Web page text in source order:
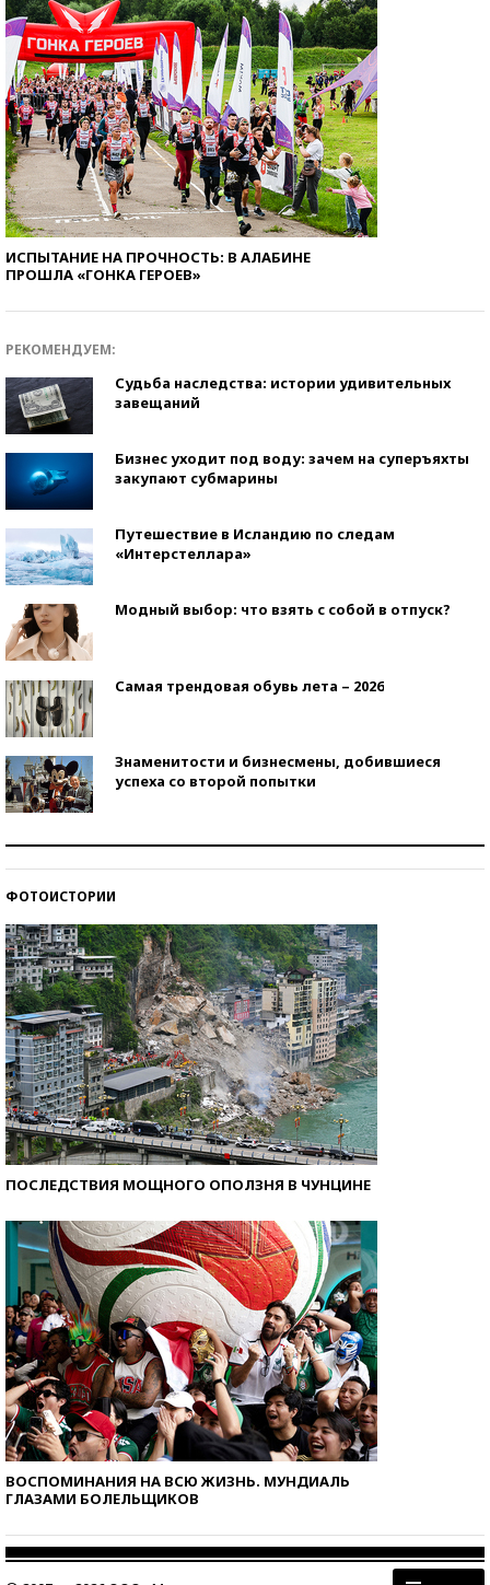
ИСПЫТАНИЕ НА ПРОЧНОСТЬ: В АЛАБИНЕ
ПРОШЛА «ГОНКА ГЕРОЕВ»
РЕКОМЕНДУЕМ:
Судьба наследства: истории удивительных
завещаний
Бизнес уходит под воду: зачем на суперъяхты
закупают субмарины
Путешествие в Исландию по следам
«Интерстеллара»
Модный выбор: что взять с собой в отпуск?
Самая трендовая обувь лета – 2026
Знаменитости и бизнесмены, добившиеся
успеха со второй попытки
ФОТОИСТОРИИ
ПОСЛЕДСТВИЯ МОЩНОГО ОПОЛЗНЯ В ЧУНЦИНЕ
ВОСПОМИНАНИЯ НА ВСЮ ЖИЗНЬ. МУНДИАЛЬ
ГЛАЗАМИ БОЛЕЛЬЩИКОВ